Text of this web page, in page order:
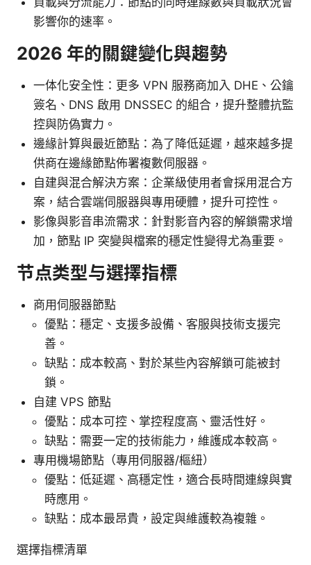
影響你的速率。
2026 年的關鍵變化與趨勢
一体化安全性：更多 VPN 服務商加入 DHE、公鑰
簽名、DNS 啟用 DNSSEC 的組合，提升整體抗監
控與防偽實力。
邊緣計算與最近節點：為了降低延遲，越來越多提
供商在邊緣節點佈署複數伺服器。
自建與混合解決方案：企業級使用者會採用混合方
案，結合雲端伺服器與專用硬體，提升可控性。
影像與影音串流需求：針對影音內容的解鎖需求增
加，節點 IP 突變與檔案的穩定性變得尤為重要。
节点类型与選擇指標
商用伺服器節點
優點：穩定、支援多設備、客服與技術支援完
善。
缺點：成本較高、對於某些內容解鎖可能被封
鎖。
自建 VPS 節點
優點：成本可控、掌控程度高、靈活性好。
缺點：需要一定的技術能力，維護成本較高。
專用機場節點（專用伺服器/樞紐）
優點：低延遲、高穩定性，適合長時間連線與實
時應用。
缺點：成本最昂貴，設定與維護較為複雜。
選擇指標清單